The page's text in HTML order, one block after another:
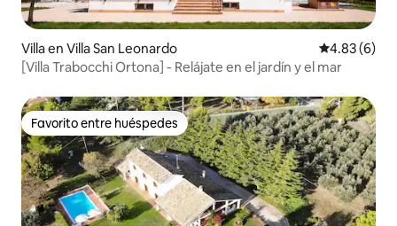
Villa en Villa San Leonardo Calificación
4.83 (6)
[Villa Trabocchi Ortona] - Relájate en el jardín y el mar
Favorito entre huéspedes
Favorito entre huéspedes